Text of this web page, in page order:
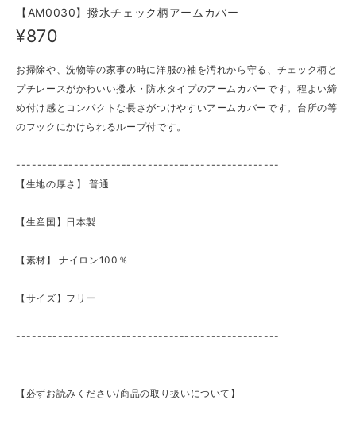
【AM0030】撥水チェック柄アームカバー
¥870
お掃除や、洗物等の家事の時に洋服の袖を汚れから守る、チェック柄と
プチレースがかわいい撥水・防水タイプのアームカバーです。程よい締
め付け感とコンパクトな長さがつけやすいアームカバーです。台所の等
のフックにかけられるループ付です。
--------------------------------------------------
【生地の厚さ】 ​普通
【生産国】日本製
【素材】 ナイロン100％
【サイズ】フリー
--------------------------------------------------
【必ずお読みください/商品の取り扱いについて】